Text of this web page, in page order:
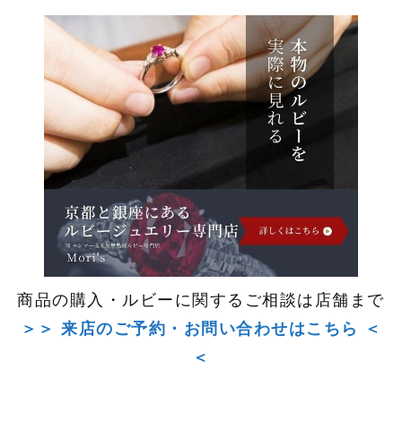
商品の購入・ルビーに関するご相談は店舗まで
＞＞ 来店のご予約・お問い合わせはこちら ＜
＜